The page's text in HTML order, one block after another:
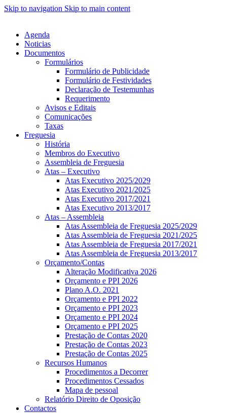
Skip to navigation Skip to main content
Agenda
Noticias
Documentos
Formulários
Formulário de Publicidade
Formulário de Festividades
Declaração de Testemunhas
Requerimento
Avisos e Editais
Comunicações
Taxas
Freguesia
História
Membros do Executivo
Assembleia de Freguesia
Atas – Executivo
Atas Executivo 2025/2029
Atas Executivo 2021/2025
Atas Executivo 2017/2021
Atas Executivo 2013/2017
Atas – Assembleia
Atas Assembleia de Freguesia 2025/2029
Atas Assembleia de Freguesia 2021/2025
Atas Assembleia de Freguesia 2017/2021
Atas Assembleia de Freguesia 2013/2017
Orçamento/Contas
Alteração Modificativa 2026
Orçamento e PPI 2026
Plano A.O. 2021
Orçamento e PPI 2022
Orçamento e PPI 2023
Orçamento e PPI 2024
Orçamento e PPI 2025
Prestação de Contas 2020
Prestação de Contas 2023
Prestação de Contas 2025
Recursos Humanos
Procedimentos a Decorrer
Procedimentos Cessados
Mapa de pessoal
Relatório Direito de Oposição
Contactos